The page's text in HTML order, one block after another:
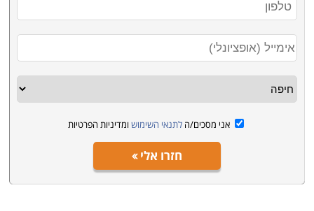
אני מסכים/ה לתנאי השימוש ומדיניות הפרטיות
חזרו אלי